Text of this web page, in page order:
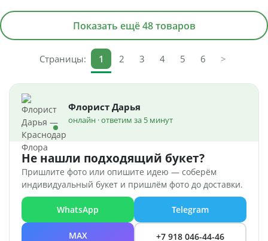
Показать ещё 48 товаров
Страницы: 1 2 3 4 5 6 >
Флорист Дарья
онлайн · ответим за 5 минут
Не нашли подходящий букет?
Пришлите фото или опишите идею — соберём
индивидуальный букет и пришлём фото до доставки.
WhatsApp Telegram
MAX +7 918 046-44-46